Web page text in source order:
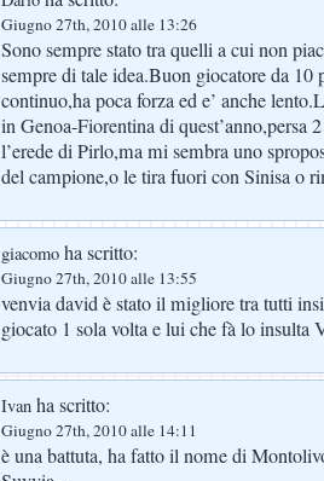
Giugno 27th, 2010 alle 13:26
Sono sempre stato tra quelli a cui non
sempre di tale idea.Buon giocatore da 10
continuo,ha poca forza ed e’ anche
in Genoa-Fiorentina di quest’anno,persa
l’erede di Pirlo,ma mi sembra uno
del campione,o le tira fuori con Sinisa o
giacomo ha scritto:
Giugno 27th, 2010 alle 13:55
venvia david è stato il migliore tra tutti
giocato 1 sola volta e lui che fà lo
Ivan ha scritto:
Giugno 27th, 2010 alle 14:11
è una battuta, ha fatto il nome di